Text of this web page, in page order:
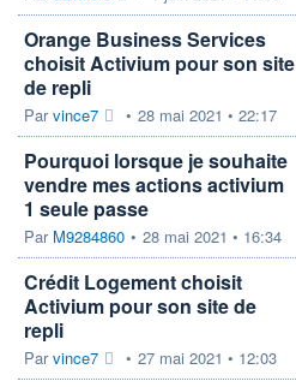
Orange Business Services
choisit Activium pour son site
de repli
Parvince7 • 28 mai 2021 • 22:17
Pourquoi lorsque je souhaite
vendre mes actions activium
1 seule passe
Par M9284860 • 28 mai 2021 • 16:34
Crédit Logement choisit
Activium pour son site de
repli
Parvince7 • 27 mai 2021 • 12:03